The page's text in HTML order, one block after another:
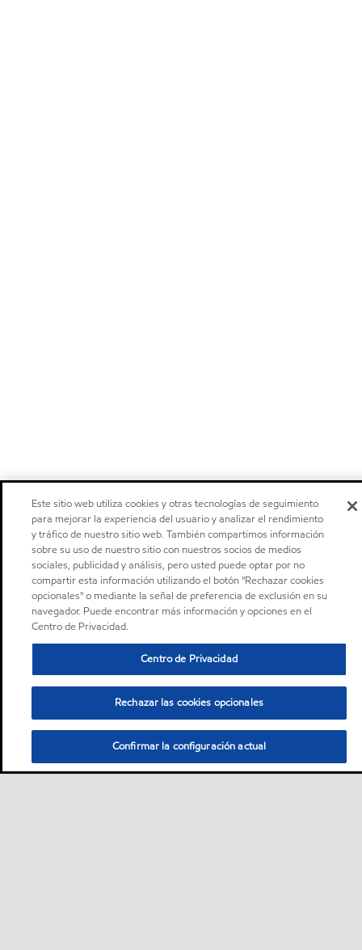
Este sitio web utiliza cookies y otras tecnologías de seguimiento
para mejorar la experiencia del usuario y analizar el rendimiento
y tráfico de nuestro sitio web. También compartimos información
sobre su uso de nuestro sitio con nuestros socios de medios
sociales, publicidad y análisis, pero usted puede optar por no
compartir esta información utilizando el botón "Rechazar cookies
opcionales" o mediante la señal de preferencia de exclusión en su
navegador. Puede encontrar más información y opciones en el
Centro de Privacidad.
Centro de Privacidad
Rechazar las cookies opcionales
Confirmar la configuración actual